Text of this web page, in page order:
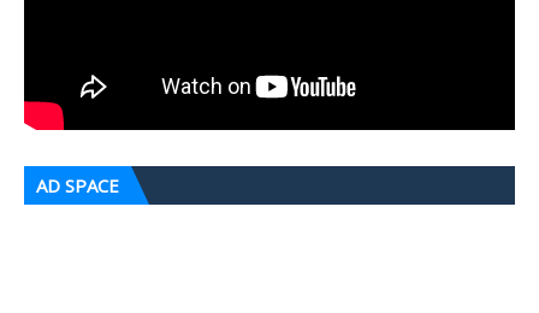
AD SPACE